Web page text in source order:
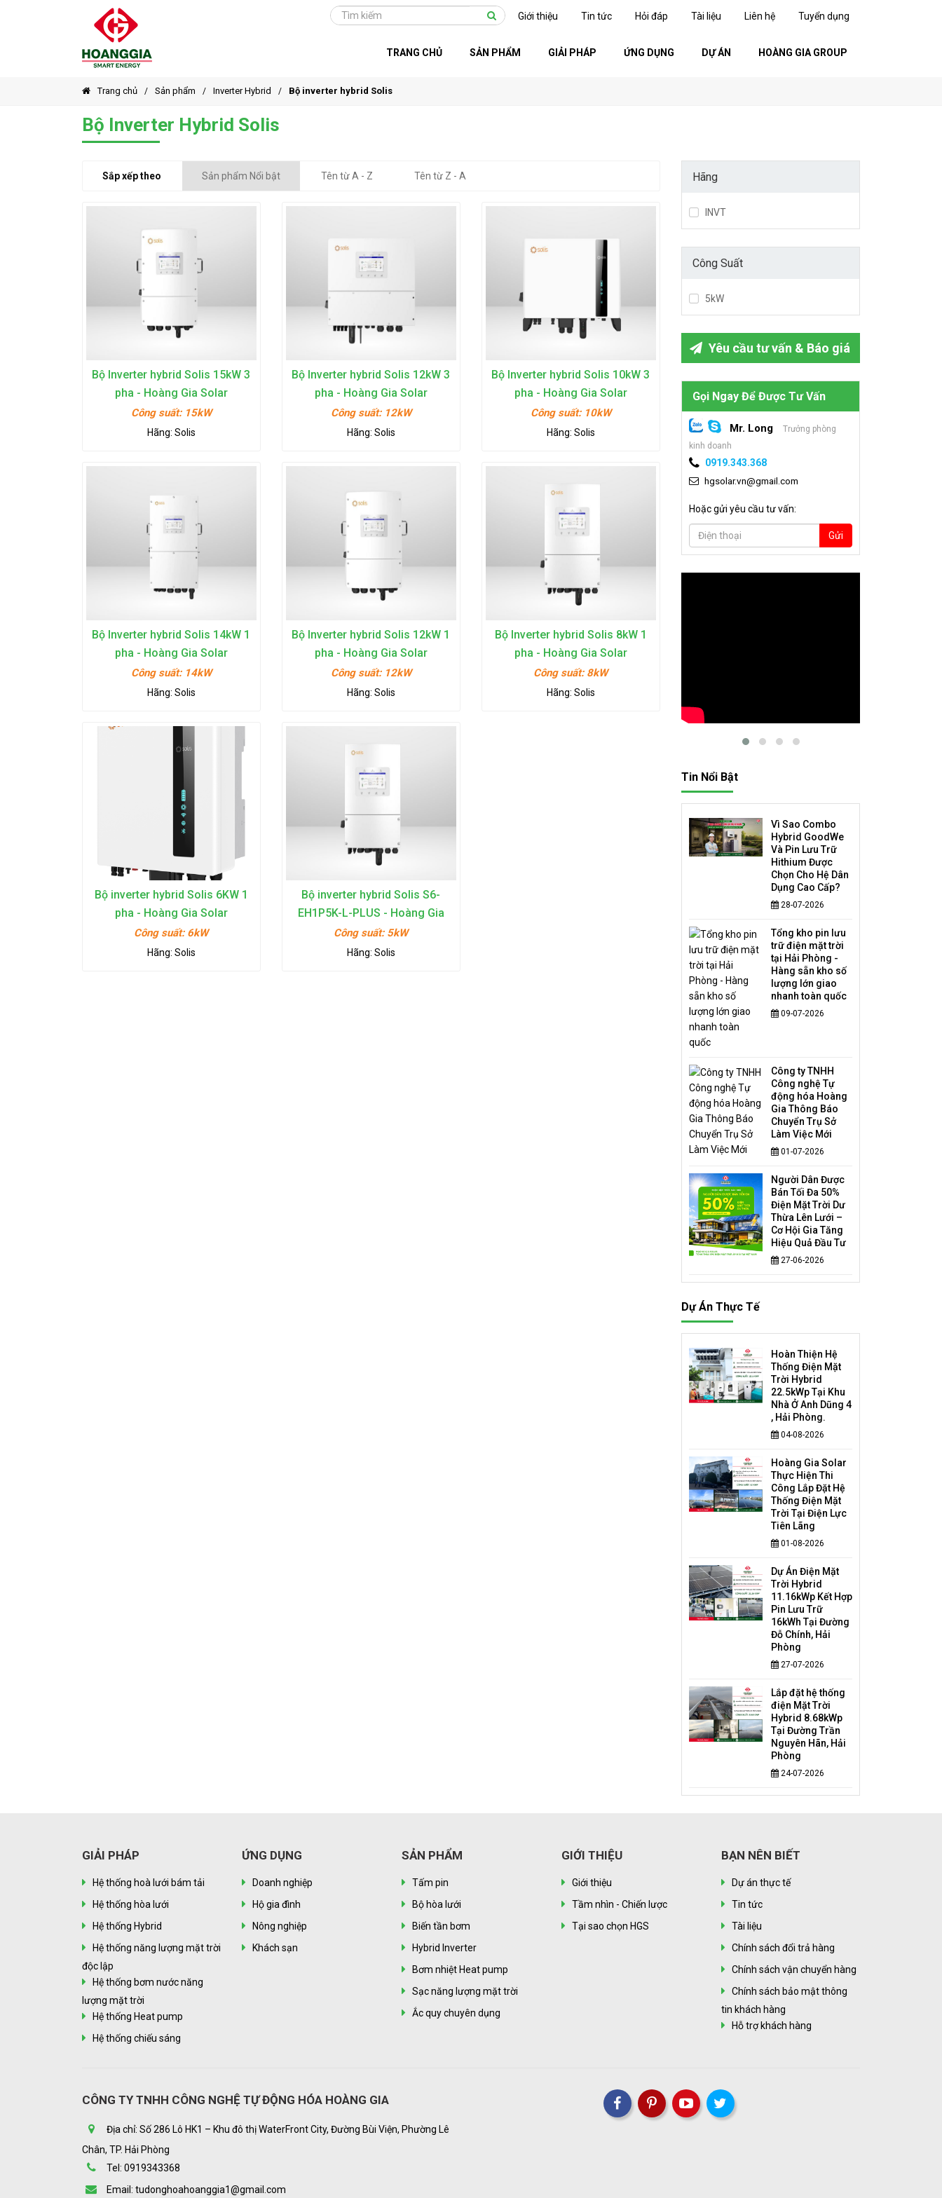
Giới thiệu Tin tức Hỏi đáp Tài liệu Liên hệ Tuyển dụng
TRANG CHỦ SẢN PHẨM GIẢI PHÁP ỨNG DỤNG DỰ ÁN HOÀNG GIA GROUP
Trang chủ Sản phẩm Inverter Hybrid Bộ inverter hybrid Solis
Bộ Inverter Hybrid Solis
Sắp xếp theo Sản phẩm Nổi bật Tên từ A - Z Tên từ Z - A
Bộ Inverter hybrid Solis 15kW 3
pha - Hoàng Gia Solar
Công suất: 15kW
Hãng: Solis
Bộ Inverter hybrid Solis 12kW 3
pha - Hoàng Gia Solar
Công suất: 12kW
Hãng: Solis
Bộ Inverter hybrid Solis 10kW 3
pha - Hoàng Gia Solar
Công suất: 10kW
Hãng: Solis
Bộ Inverter hybrid Solis 14kW 1
pha - Hoàng Gia Solar
Công suất: 14kW
Hãng: Solis
Bộ Inverter hybrid Solis 12kW 1
pha - Hoàng Gia Solar
Công suất: 12kW
Hãng: Solis
Bộ Inverter hybrid Solis 8kW 1
pha - Hoàng Gia Solar
Công suất: 8kW
Hãng: Solis
Bộ inverter hybrid Solis 6KW 1
pha - Hoàng Gia Solar
Công suất: 6kW
Hãng: Solis
Bộ inverter hybrid Solis S6-
EH1P5K-L-PLUS - Hoàng Gia
Solar
Công suất: 5kW
Hãng: Solis
Hãng
INVT
Công Suất
5kW
Yêu cầu tư vấn & Báo giá
Gọi Ngay Để Được Tư Vấn
Mr. Long
Trưởng phòng
kinh doanh
0919.343.368
hgsolar.vn@gmail.com
Hoặc gửi yêu cầu tư vấn:
Gửi
Tin Nổi Bật
Vì Sao Combo
Hybrid GoodWe
Và Pin Lưu Trữ
Hithium Được
Chọn Cho Hệ Dân
Dụng Cao Cấp?
28-07-2026
Tổng kho pin lưu
trữ điện mặt trời
tại Hải Phòng -
Hàng sẵn kho số
lượng lớn giao
nhanh toàn quốc
09-07-2026
Công ty TNHH
Công nghệ Tự
động hóa Hoàng
Gia Thông Báo
Chuyển Trụ Sở
Làm Việc Mới
01-07-2026
Người Dân Được
Bán Tối Đa 50%
Điện Mặt Trời Dư
Thừa Lên Lưới –
Cơ Hội Gia Tăng
Hiệu Quả Đầu Tư
27-06-2026
Dự Án Thực Tế
Hoàn Thiện Hệ
Thống Điện Mặt
Trời Hybrid
22.5kWp Tại Khu
Nhà Ở Anh Dũng 4
, Hải Phòng.
04-08-2026
Hoàng Gia Solar
Thực Hiện Thi
Công Lắp Đặt Hệ
Thống Điện Mặt
Trời Tại Điện Lực
Tiên Lãng
01-08-2026
Dự Án Điện Mặt
Trời Hybrid
11.16kWp Kết Hợp
Pin Lưu Trữ
16kWh Tại Đường
Đỗ Chính, Hải
Phòng
27-07-2026
Lắp đặt hệ thống
điện Mặt Trời
Hybrid 8.68kWp
Tại Đường Trần
Nguyên Hãn, Hải
Phòng
24-07-2026
GIẢI PHÁP
Hệ thống hoà lưới bám tải
Hệ thống hòa lưới
Hệ thống Hybrid
Hệ thống năng lượng mặt trời
độc lập
Hệ thống bơm nước năng
lượng mặt trời
Hệ thống Heat pump
Hệ thống chiếu sáng
ỨNG DỤNG
Doanh nghiệp
Hộ gia đình
Nông nghiệp
Khách sạn
SẢN PHẨM
Tấm pin
Bộ hòa lưới
Biến tần bơm
Hybrid Inverter
Bơm nhiệt Heat pump
Sạc năng lượng mặt trời
Ắc quy chuyên dụng
GIỚI THIỆU
Giới thiệu
Tầm nhìn - Chiến lược
Tại sao chọn HGS
BẠN NÊN BIẾT
Dự án thực tế
Tin tức
Tài liệu
Chính sách đổi trả hàng
Chính sách vận chuyển hàng
Chính sách bảo mật thông
tin khách hàng
Hỗ trợ khách hàng
CÔNG TY TNHH CÔNG NGHỆ TỰ ĐỘNG HÓA HOÀNG GIA
Địa chỉ: Số 286 Lô HK1 – Khu đô thị WaterFront City, Đường Bùi Viện, Phường Lê
Chân, TP. Hải Phòng
Tel: 0919343368
Email: tudonghoahoanggia1@gmail.com